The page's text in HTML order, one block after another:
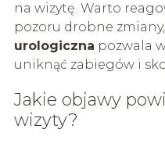
na wizytę. Warto
pozoru drobne
urologiczna pozwala
uniknąć zabiegów i
Jakie objawy
wizyty?